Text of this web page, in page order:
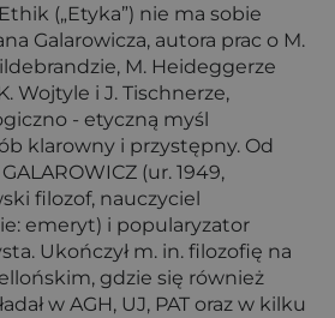
(„Etyka”) nie ma sobie
Galarowicza, autora prac o M.
M. Heideggerze
Wojtyle i J. Tischnerze,
- etyczną myśl
klarowny i przystępny. Od
(ur. 1949,
filozof, nauczyciel
emeryt) i popularyzator
Ukończył m. in. filozofię na
gdzie się również
w AGH, UJ, PAT oraz w kilku